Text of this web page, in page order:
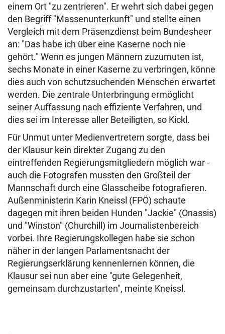
einem Ort "zu zentrieren". Er wehrt sich dabei gegen
den Begriff "Massenunterkunft" und stellte einen
Vergleich mit dem Präsenzdienst beim Bundesheer
an: "Das habe ich über eine Kaserne noch nie
gehört." Wenn es jungen Männern zuzumuten ist,
sechs Monate in einer Kaserne zu verbringen, könne
dies auch von schutzsuchenden Menschen erwartet
werden. Die zentrale Unterbringung ermöglicht
seiner Auffassung nach effiziente Verfahren, und
dies sei im Interesse aller Beteiligten, so Kickl.
Für Unmut unter Medienvertretern sorgte, dass bei
der Klausur kein direkter Zugang zu den
eintreffenden Regierungsmitgliedern möglich war -
auch die Fotografen mussten den Großteil der
Mannschaft durch eine Glasscheibe fotografieren.
Außenministerin Karin Kneissl (FPÖ) schaute
dagegen mit ihren beiden Hunden "Jackie" (Onassis)
und "Winston" (Churchill) im Journalistenbereich
vorbei. Ihre Regierungskollegen habe sie schon
näher in der langen Parlamentsnacht der
Regierungserklärung kennenlernen können, die
Klausur sei nun aber eine "gute Gelegenheit,
gemeinsam durchzustarten", meinte Kneissl.